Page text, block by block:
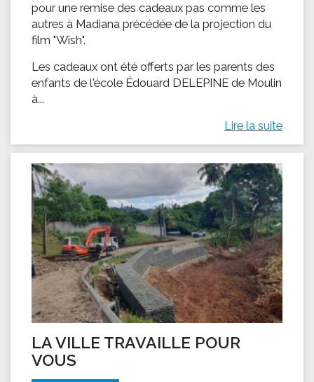
pour une remise des cadeaux pas comme les
autres à Madiana précédée de la projection du
film "Wish".
Les cadeaux ont été offerts par les parents des
enfants de l'école Édouard DELEPINE de Moulin
à...
Lire la suite
LA VILLE TRAVAILLE POUR
VOUS